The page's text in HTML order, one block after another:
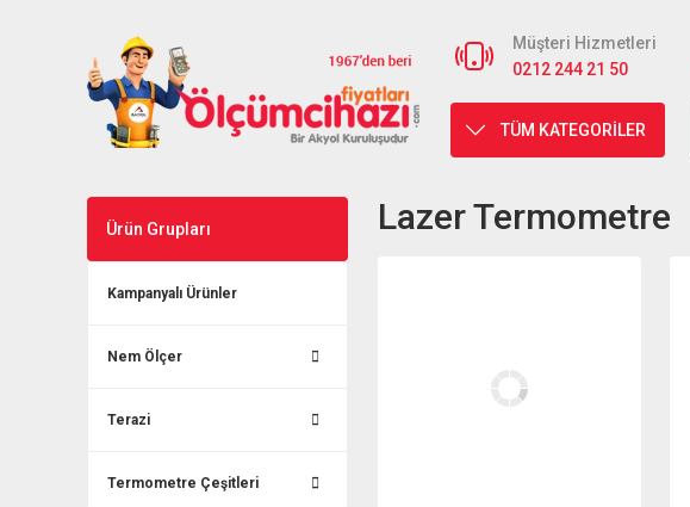
Müşteri Hizmetleri
0212 244 21 50
TÜM KATEGORİLER
Ürün Grupları
Kampanyalı Ürünler
Nem Ölçer
Terazi
Termometre Çeşitleri
Lazer Termometre